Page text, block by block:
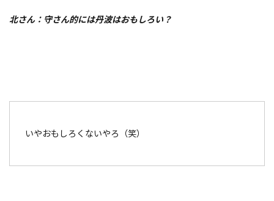
北さん：守さん的には丹波はおもしろい？
いやおもしろくないやろ（笑）